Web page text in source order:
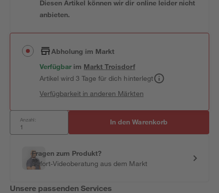
Diesen Artikel können wir dir online leider nicht
anbieten.
Abholung im Markt
Verfügbar im MarktTroisdorf
Artikel wird 3 Tage für dich hinterlegt
Verfügbarkeit in anderen Märkten
Anzahl: In den Warenkorb
Fragen zum Produkt?
Sofort-Videoberatung aus dem Markt
Unsere passenden Services